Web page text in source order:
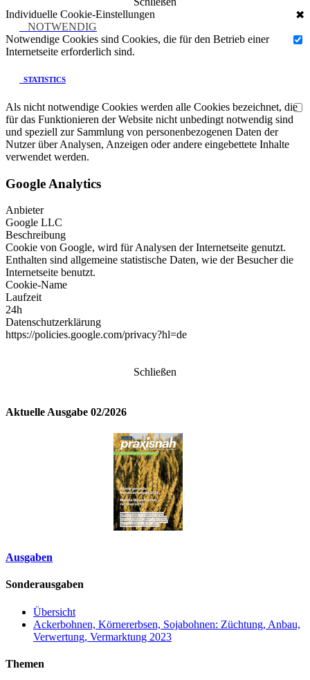
Individuelle Cookie-Einstellungen
✖
NOTWENDIG
Notwendige Cookies sind Cookies, die für den Betrieb einer
Internetseite erforderlich sind.
STATISTICS
Als nicht notwendige Cookies werden alle Cookies bezeichnet, die
für das Funktionieren der Website nicht unbedingt notwendig sind
und speziell zur Sammlung von personenbezogenen Daten der
Nutzer über Analysen, Anzeigen oder andere eingebettete Inhalte
verwendet werden.
Google Analytics
Anbieter
Google LLC
Beschreibung
Cookie von Google, wird für Analysen der Internetseite genutzt.
Enthalten sind allgemeine statistische Daten, wie der Besucher die
Internetseite benutzt.
Cookie-Name
Laufzeit
24h
Datenschutzerklärung
https://policies.google.com/privacy?hl=de
Schließen
Aktuelle Ausgabe 02/2026
Ausgaben
Sonderausgaben
Übersicht
Ackerbohnen, Körnererbsen, Sojabohnen: Züchtung, Anbau,
Verwertung, Vermarktung 2023
Themen